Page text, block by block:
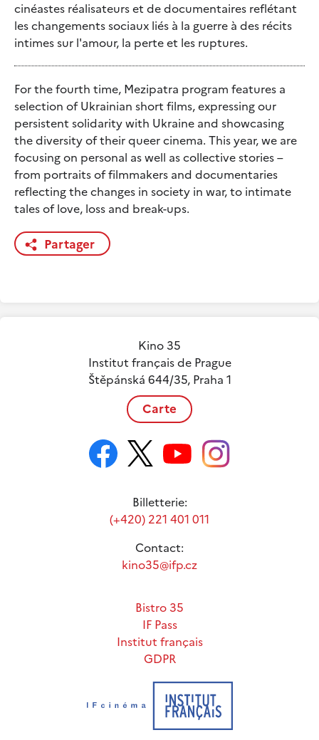
cinéastes réalisateurs et de documentaires reflétant
les changements sociaux liés à la guerre à des récits
intimes sur l'amour, la perte et les ruptures.
For the fourth time, Mezipatra program features a
selection of Ukrainian short films, expressing our
persistent solidarity with Ukraine and showcasing
the diversity of their queer cinema. This year, we are
focusing on personal as well as collective stories –
from portraits of filmmakers and documentaries
reflecting the changes in society in war, to intimate
tales of love, loss and break-ups.
Partager
Kino 35
Institut français de Prague
Štěpánská 644/35, Praha 1
Carte
Billetterie:
(+420) 221 401 011
Contact:
kino35@ifp.cz
Bistro 35
IF Pass
Institut français
GDPR